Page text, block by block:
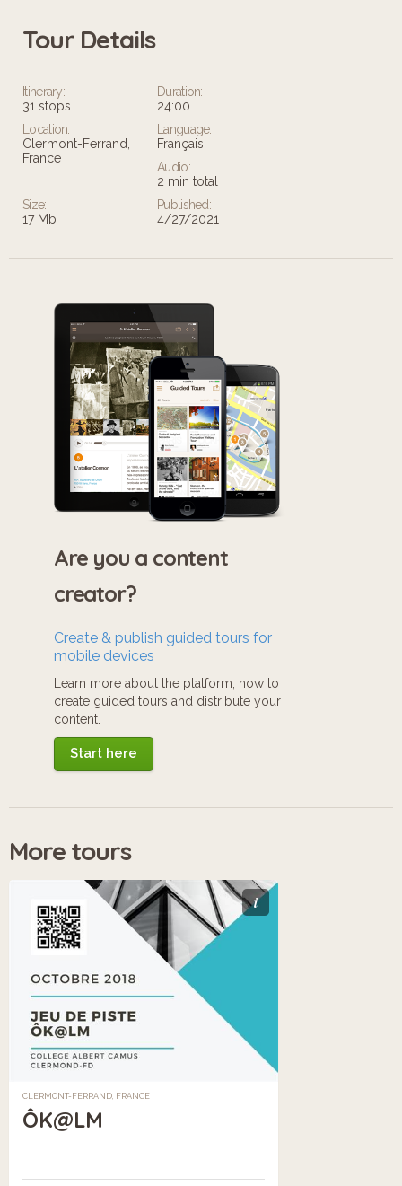
Tour Details
Itinerary:
31 stops
Duration:
24:00
Location:
Clermont-Ferrand,
France
Language:
Français
Audio:
2 min total
Size:
17 Mb
Published:
4/27/2021
Are you a content
creator?
Create & publish guided tours for
mobile devices
Learn more about the platform, how to
create guided tours and distribute your
content.
Start here
More tours
i
CLERMONT-FERRAND, FRANCE
ÔK@LM